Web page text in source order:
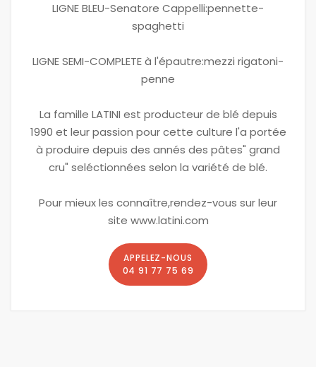
LIGNE BLEU-Senatore Cappelli:pennette-
spaghetti
LIGNE SEMI-COMPLETE à l'épautre:mezzi rigatoni-
penne
La famille LATINI est producteur de blé depuis
1990 et leur passion pour cette culture l'a portée
à produire depuis des annés des pâtes" grand
cru" seléctionnées selon la variété de blé.
Pour mieux les connaître,rendez-vous sur leur
site www.latini.com
APPELEZ-NOUS
04 91 77 75 69